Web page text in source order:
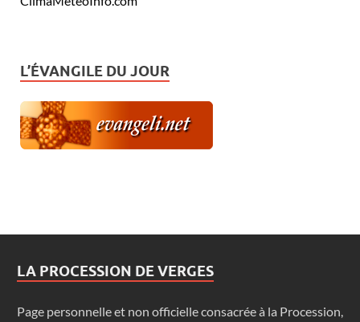
L’ÉVANGILE DU JOUR
LA PROCESSION DE VERGES
Page personnelle et non officielle consacrée à la Procession,